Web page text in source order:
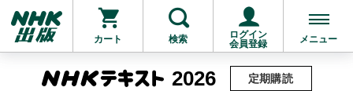
カート 検索
ログイン
会員登録
メニュー
2026 定期購読